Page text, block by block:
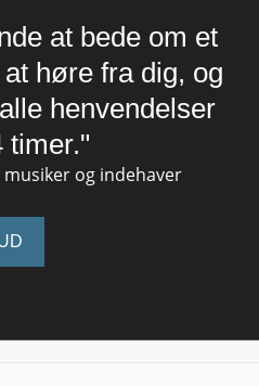
at bede om et
høre fra dig, og
henvendelser
timer."
og indehaver